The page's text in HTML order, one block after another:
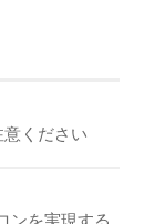
ください
ンを実現する